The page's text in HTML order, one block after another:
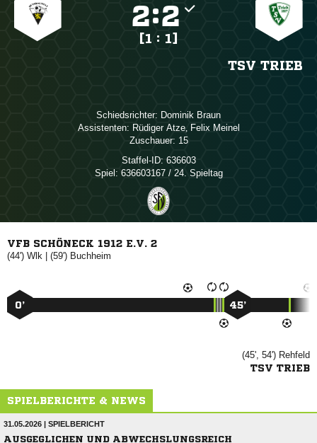
:
[1 : 1]
TSV TRIEB
Schiedsrichter:  
Assistenten:  ,  
Zuschauer: 15
Staffel-ID: 636603
Spiel: 636603167 / 24. Spieltag
VFB SCHÖNECK 1912 E.V. 2
(44')  | (59') 
0’ 45’
(45', 54') 
TSV TRIEB
SPIELBERICHTE & NEWS
31.05.2026 | SPIELBERICHT
AUSGEGLICHEN UND ABWECHSLUNGSREICH